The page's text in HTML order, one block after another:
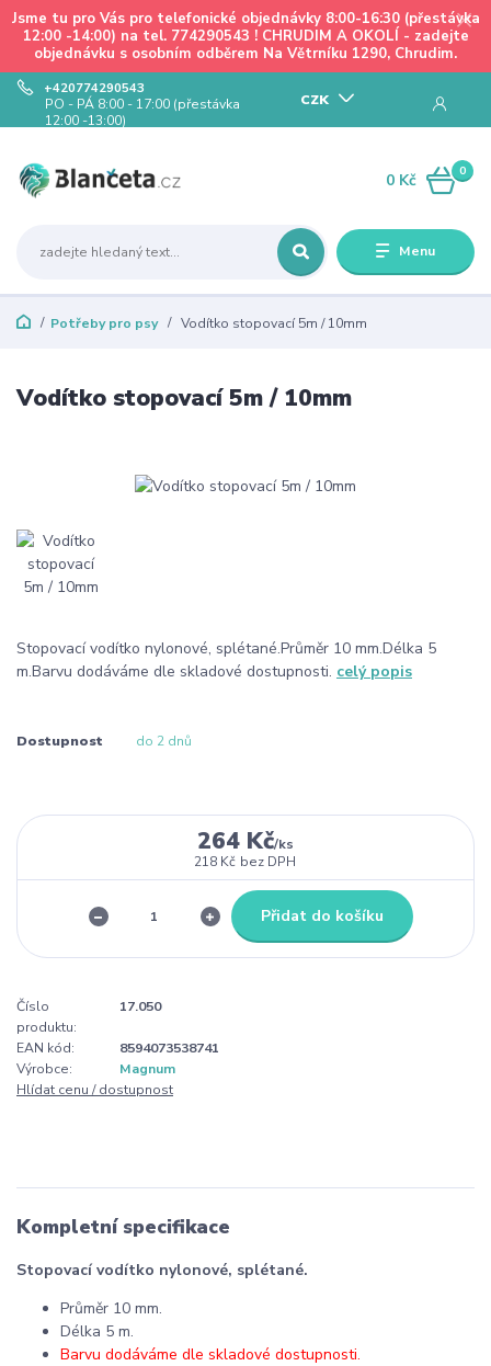
Jsme tu pro Vás pro telefonické objednávky 8:00-16:30 (přestávka
12:00 -14:00) na tel. 774290543 ! CHRUDIM A OKOLÍ - zadejte
objednávku s osobním odběrem Na Větrníku 1290, Chrudim.
Menu
CZK
+420774290543
PO - PÁ 8:00 - 17:00 (přestávka
12:00 -13:00)
0
0 Kč
Potřeby pro psy Vodítko stopovací 5m / 10mm
Vodítko stopovací 5m / 10mm
Stopovací vodítko nylonové, splétané.Průměr 10 mm.Délka 5
m.Barvu dodáváme dle skladové dostupnosti. celý popis
Dostupnost do 2 dnů
264 Kč/ks
218 Kč bez DPH
Přidat do košíku
Číslo
produktu:
17.050
EAN kód:
8594073538741
Výrobce:
Magnum
Hlídat cenu / dostupnost
Kompletní specifikace
Stopovací vodítko nylonové, splétané.
Průměr 10 mm.
Délka 5 m.
Barvu dodáváme dle skladové dostupnosti.